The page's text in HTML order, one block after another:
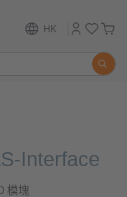
HK
Interface
模塊